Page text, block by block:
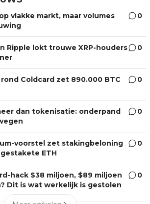
vlakke markt, maar volumes
0
Ripple lokt trouwe XRP-houders
0
Coldcard zet 890.000 BTC
0
dan tokenisatie: onderpand
0
voorstel zet stakingbeloning
ETH
0
hack $38 miljoen, $89 miljoen
Dit is wat werkelijk is gestolen
0